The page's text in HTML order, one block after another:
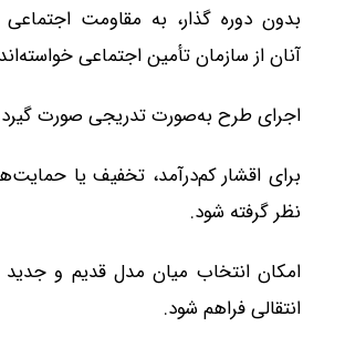
بدون دوره گذار، به مقاومت
آنان از سازمان تأمین اجتماعی
اجرای طرح به‌صورت تدریجی صورت
برای اقشار کم‌درآمد، تخفیف یا
نظر گرفته شود.
امکان انتخاب میان مدل قدیم و
انتقالی فراهم شود.